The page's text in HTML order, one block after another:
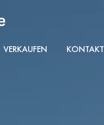
VERKAUFEN KONTAKT